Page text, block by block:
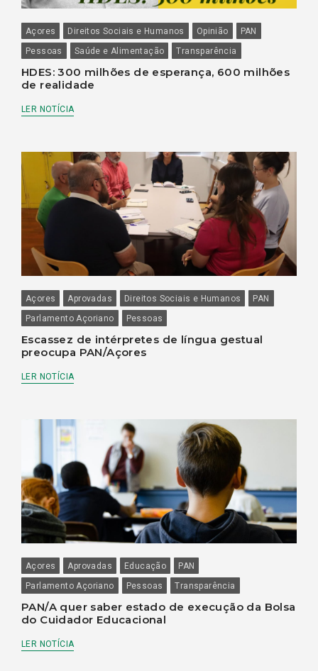
Açores Direitos Sociais e Humanos Opinião
PAN
Pessoas
Saúde e Alimentação Transparência
HDES: 300 milhões de esperança, 600 milhões
de realidade
LER NOTÍCIA
Açores Aprovadas Direitos Sociais e Humanos
PAN
Parlamento Açoriano
Pessoas
Escassez de intérpretes de língua gestual
preocupa PAN/Açores
LER NOTÍCIA
Açores Aprovadas Educação
PAN
Parlamento Açoriano
Pessoas Transparência
PAN/A quer saber estado de execução da Bolsa
do Cuidador Educacional
LER NOTÍCIA